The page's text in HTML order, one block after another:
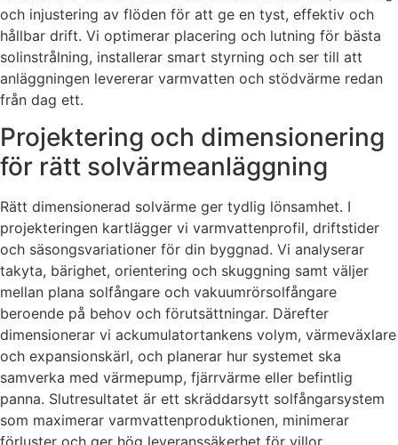
och injustering av flöden för att ge en tyst, effektiv och
hållbar drift. Vi optimerar placering och lutning för bästa
solinstrålning, installerar smart styrning och ser till att
anläggningen levererar varmvatten och stödvärme redan
från dag ett.
Projektering och dimensionering
för rätt solvärmeanläggning
Rätt dimensionerad solvärme ger tydlig lönsamhet. I
projekteringen kartlägger vi varmvattenprofil, driftstider
och säsongsvariationer för din byggnad. Vi analyserar
takyta, bärighet, orientering och skuggning samt väljer
mellan plana solfångare och vakuumrörsolfångare
beroende på behov och förutsättningar. Därefter
dimensionerar vi ackumulatortankens volym, värmeväxlare
och expansionskärl, och planerar hur systemet ska
samverka med värmepump, fjärrvärme eller befintlig
panna. Slutresultatet är ett skräddarsytt solfångarsystem
som maximerar varmvattenproduktionen, minimerar